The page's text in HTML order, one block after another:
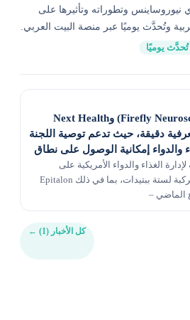
نيوروساينس وتطوراته وتأثيرها على
وتُحدَّث يوميًا عبر منصة البيت العربي.
تُحدَّث يوميًا
Firefly Neuroscience (Nasdaq: AIFF) وNext Health
دقيقة، حيث تدعم توصية اللجنة
والدواء إمكانية الوصول على نطاق
الواقية للأعصاب
الغذاء والدواء الأمريكية على
التوصية بتخفيف القيود المركبة لستة ببتيدات، بما في ذلك Epitalon
كل الأخبار (1) ←